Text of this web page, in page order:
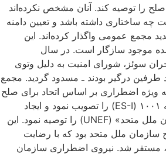
را توصیه کند. آنان مشخص نکرده‌اند
چه ساختاری داشته باشد و تعیین دامنه
مجمع عمومی واگذار کرده‌اند. این
موجود سازگار است. در سال
بحران سوئز، شورای امنیت به دلیل وتوی
طرفین درگیر بودند ـ مسدود گردید. مجمع
اضطراری بر اساس اتحاد برای صلح
تشکیل شده بود، قطعنامه‌ ۱۰۰۱ (ES-I) را تصویب نمود و ایجاد
«نیروی اضطراری سازمان ملل متحد» (UNEF) را توصیه نمود. این
ملل متحد بود که با رضایت
مستقر شد. نیروی اضطراری سازمان